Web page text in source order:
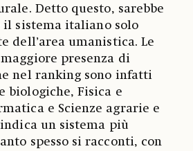
Detto questo, sarebbe
sistema italiano solo
dell’area umanistica. Le
presenza di
nel ranking sono infatti
biologiche, Fisica e
e Scienze agrarie e
un sistema più
spesso si racconti, con